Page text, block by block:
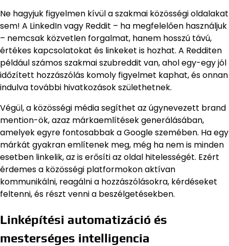
Ne hagyjuk figyelmen kívül a szakmai közösségi oldalakat
sem! A LinkedIn vagy Reddit – ha megfelelően használjuk
– nemcsak közvetlen forgalmat, hanem hosszú távú,
értékes kapcsolatokat és linkeket is hozhat. A Redditen
például számos szakmai szubreddit van, ahol egy-egy jól
időzített hozzászólás komoly figyelmet kaphat, és onnan
indulva további hivatkozások születhetnek.
Végül, a közösségi média segíthet az úgynevezett brand
mention-ök, azaz márkaemlítések generálásában,
amelyek egyre fontosabbak a Google szemében. Ha egy
márkát gyakran említenek meg, még ha nem is minden
esetben linkelik, az is erősíti az oldal hitelességét. Ezért
érdemes a közösségi platformokon aktívan
kommunikálni, reagálni a hozzászólásokra, kérdéseket
feltenni, és részt venni a beszélgetésekben.
Linképítési automatizáció és
mesterséges intelligencia